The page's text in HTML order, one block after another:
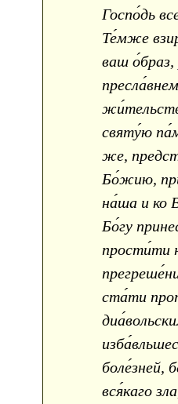
Госпо́дь
Те́мже
ваш о́браз,
святу́ю
же,
Бо́жию,
на́ша и ко
Бо́гу
прости́ти
ста́ти
боле́зней,
вся́каго